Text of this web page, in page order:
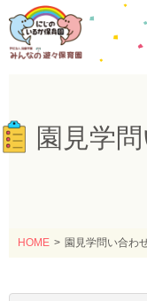
園見学
HOME 園見学問い合わ